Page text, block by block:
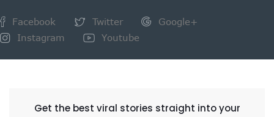
Facebook Twitter
Google+
Instagram
Youtube
Get the best viral stories straight into your